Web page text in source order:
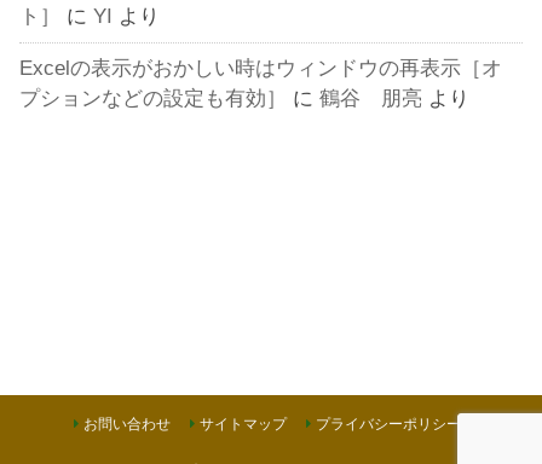
ト］
にYI より
Excelの表示がおかしい時はウィンドウの再表示［オ
プションなどの設定も有効］
に鶴谷 朋亮 より
お問い合わせ サイトマップ プライバシーポリシー